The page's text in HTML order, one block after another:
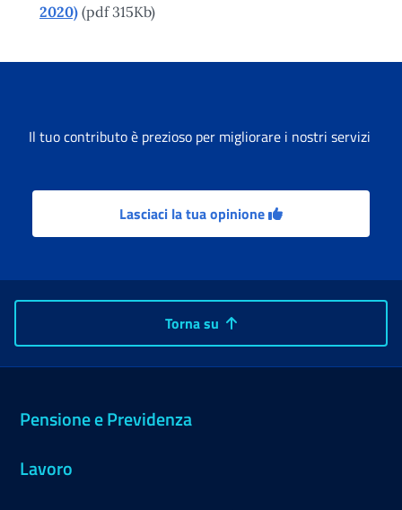
2020) (pdf 315Kb)
Il tuo contributo è prezioso per migliorare i nostri servizi
Lasciaci la tua opinione
Torna su
Pensione e Previdenza
Lavoro